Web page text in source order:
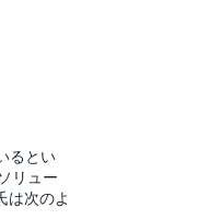
るとい
リュー
は次のよ